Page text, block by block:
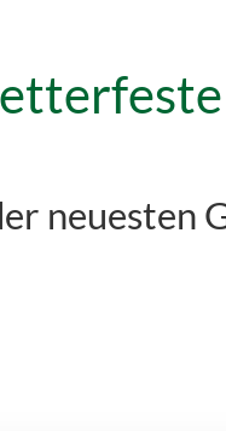
neuesten